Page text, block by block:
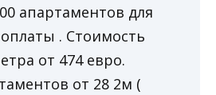
апартаментов для
. Стоимость
от 474 евро.
от 28 2м (